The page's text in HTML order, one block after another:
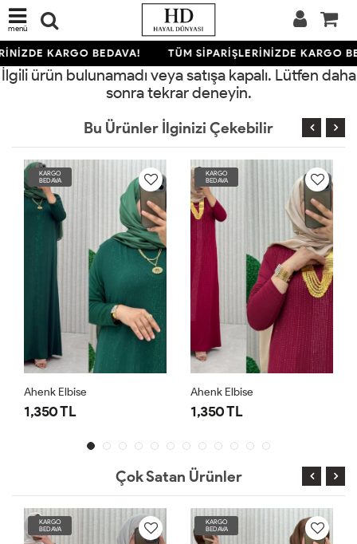
menü
KARGO BEDAVA! TÜM SİPARİŞLERİNİZDE KARGO
İlgili ürün bulunamadı veya satışa kapalı. Lütfen daha
sonra tekrar deneyin.
Bu Ürünler İlginizi Çekebilir
KARGO
BEDAVA
Ahenk Elbise
1,350 TL
KARGO
BEDAVA
Ahenk Elbise
1,350 TL
Çok Satan Ürünler
KARGO
BEDAVA
KARGO
BEDAVA